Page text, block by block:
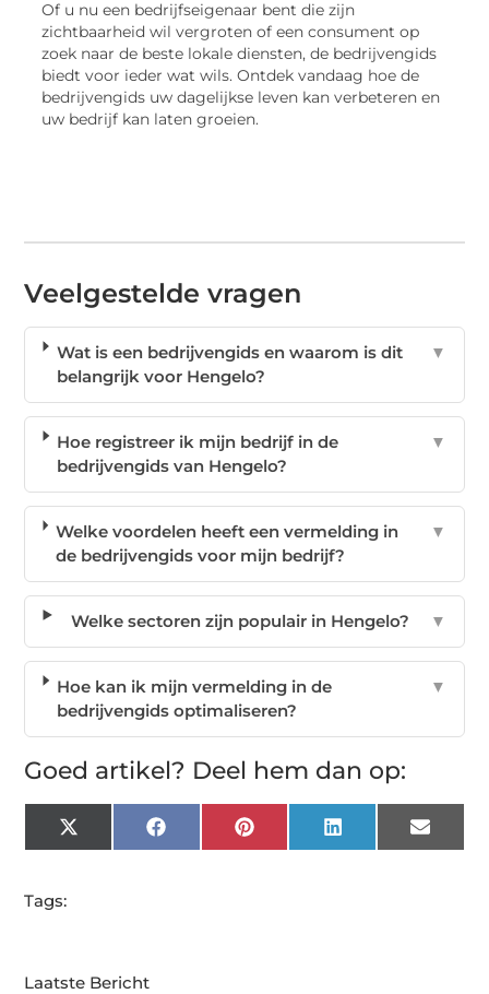
Of u nu een bedrijfseigenaar bent die zijn
zichtbaarheid wil vergroten of een consument op
zoek naar de beste lokale diensten, de bedrijvengids
biedt voor ieder wat wils. Ontdek vandaag hoe de
bedrijvengids uw dagelijkse leven kan verbeteren en
uw bedrijf kan laten groeien.
Veelgestelde vragen
Wat is een bedrijvengids en waarom is dit
belangrijk voor Hengelo?
▼
Hoe registreer ik mijn bedrijf in de
bedrijvengids van Hengelo?
▼
Welke voordelen heeft een vermelding in
de bedrijvengids voor mijn bedrijf?
▼
Welke sectoren zijn populair in Hengelo? ▼
Hoe kan ik mijn vermelding in de
bedrijvengids optimaliseren?
▼
Goed artikel? Deel hem dan op:
X
(Twitter)
FacebookPinterest LinkedIn Email
Tags:
Laatste Bericht